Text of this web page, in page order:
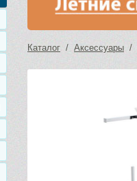
Каталог / Аксессуары /